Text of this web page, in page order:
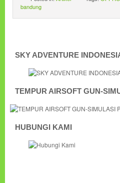
bandung
SKY ADVENTURE
TEMPUR AIRSOFT GUN-
HUBUNGI KAMI